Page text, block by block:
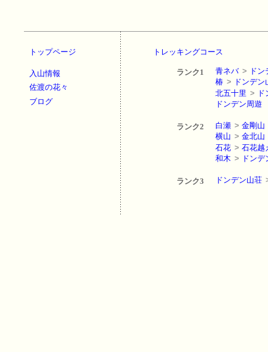
トップページ
入山情報
佐渡の花々
ブログ
トレッキングコース
ランク1 青ネバ > ド
椿 > ドンデン
北五十里 >
ドンデン周遊
ランク2 白瀬 > 金剛山
横山 > 金北山
石花 > 石花越
和木 > ドンデ
ランク3 ドンデン山荘